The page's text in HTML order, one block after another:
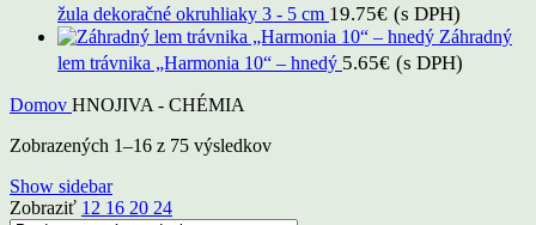
žula dekoračné okruhliaky 3 - 5 cm 19.75€ (s DPH)
Záhradný
lem trávnika „Harmonia 10“ – hnedý 5.65€ (s DPH)
Domov HNOJIVA - CHÉMIA
Zobrazených 1–16 z 75 výsledkov
Show sidebar
Zobraziť 12 16 20 24